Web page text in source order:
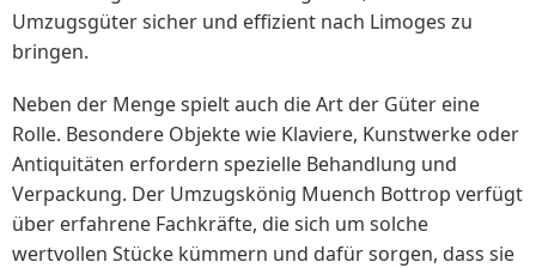
Umzugsgüter sicher und effizient nach Limoges zu
bringen.
Neben der Menge spielt auch die Art der Güter eine
Rolle. Besondere Objekte wie Klaviere, Kunstwerke oder
Antiquitäten erfordern spezielle Behandlung und
Verpackung. Der Umzugskönig Muench Bottrop verfügt
über erfahrene Fachkräfte, die sich um solche
wertvollen Stücke kümmern und dafür sorgen, dass sie